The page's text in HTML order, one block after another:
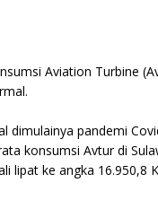
Aviation Turbine
dimulainya pandemi
konsumsi Avtur di
lipat ke angka 16.950,8